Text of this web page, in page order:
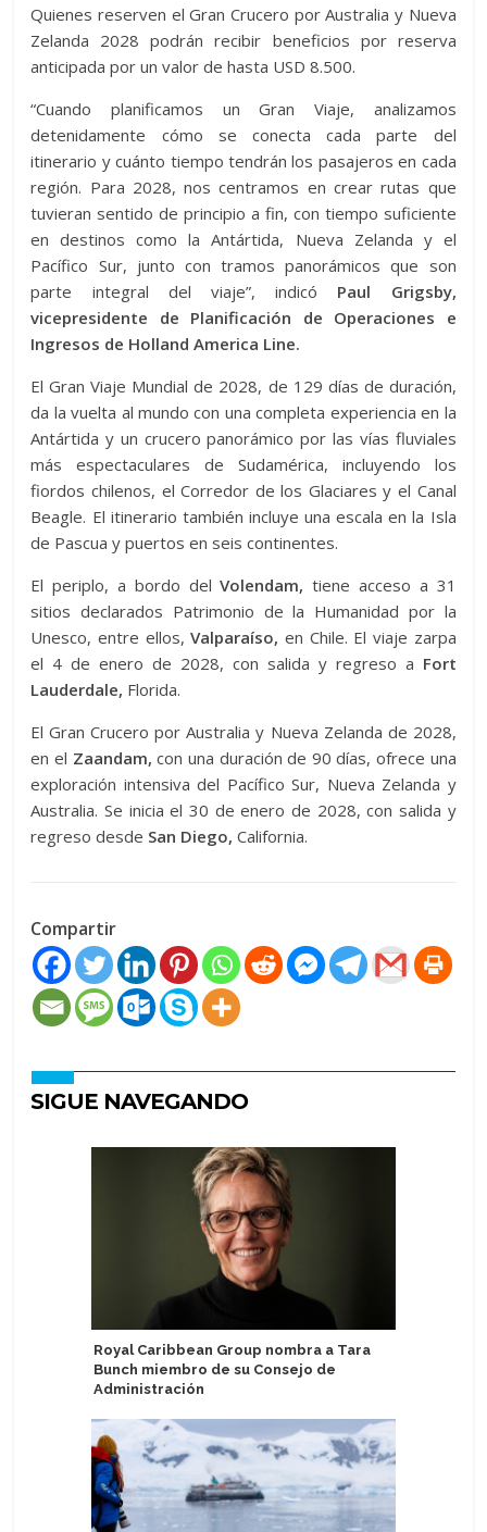
Quienes reserven el Gran Crucero por Australia y Nueva
Zelanda 2028 podrán recibir beneficios por reserva
anticipada por un valor de hasta USD 8.500.
“Cuando planificamos un Gran Viaje, analizamos
detenidamente cómo se conecta cada parte del
itinerario y cuánto tiempo tendrán los pasajeros en cada
región. Para 2028, nos centramos en crear rutas que
tuvieran sentido de principio a fin, con tiempo suficiente
en destinos como la Antártida, Nueva Zelanda y el
Pacífico Sur, junto con tramos panorámicos que son
parte integral del viaje”, indicó Paul Grigsby,
vicepresidente de Planificación de Operaciones e
Ingresos de Holland America Line.
El Gran Viaje Mundial de 2028, de 129 días de duración,
da la vuelta al mundo con una completa experiencia en la
Antártida y un crucero panorámico por las vías fluviales
más espectaculares de Sudamérica, incluyendo los
fiordos chilenos, el Corredor de los Glaciares y el Canal
Beagle. El itinerario también incluye una escala en la Isla
de Pascua y puertos en seis continentes.
El periplo, a bordo delVolendam, tiene acceso a 31
sitios declarados Patrimonio de la Humanidad por la
Unesco, entre ellos,Valparaíso, en Chile. El viaje zarpa
el 4 de enero de 2028, con salida y regreso a Fort
Lauderdale, Florida.
El Gran Crucero por Australia y Nueva Zelanda de 2028,
en el Zaandam, con una duración de 90 días, ofrece una
exploración intensiva del Pacífico Sur, Nueva Zelanda y
Australia. Se inicia el 30 de enero de 2028, con salida y
regreso desde San Diego, California.
Compartir
SIGUE NAVEGANDO
Royal Caribbean Group nombra a Tara
Bunch miembro de su Consejo de
Administración